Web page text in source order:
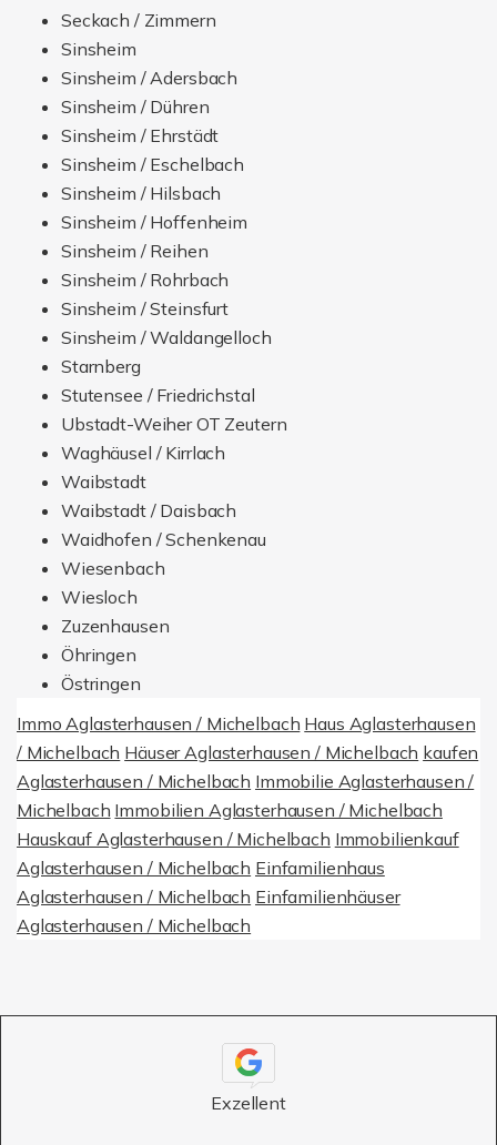
Sinsheim / Hilsbach
Sinsheim / Hoffenheim
Sinsheim / Reihen
Sinsheim / Rohrbach
Sinsheim / Steinsfurt
Sinsheim / Waldangelloch
Starnberg
Stutensee / Friedrichstal
Ubstadt-Weiher OT Zeutern
Waghäusel / Kirrlach
Waibstadt
Waibstadt / Daisbach
Waidhofen / Schenkenau
Wiesenbach
Wiesloch
Zuzenhausen
Öhringen
Östringen
Immo Aglasterhausen / Michelbach
/ Michelbach Häuser Aglasterhausen / Michelbach
Aglasterhausen / Michelbach
Michelbach Immobilien Aglasterhausen / Michelbach
Hauskauf Aglasterhausen / Michelbach
Aglasterhausen / Michelbach
Aglasterhausen / Michelbach Einfamilienhäuser
Aglasterhausen / Michelbach
Exzellent
155 Google-Bewertungen
Echtheit von Bewertungen